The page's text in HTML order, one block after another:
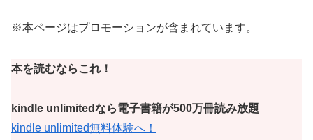
※本ページはプロモーションが含まれています。
本を読むならこれ！
kindle unlimitedなら電子書籍が500万冊読み放題
kindle unlimited無料体験へ！